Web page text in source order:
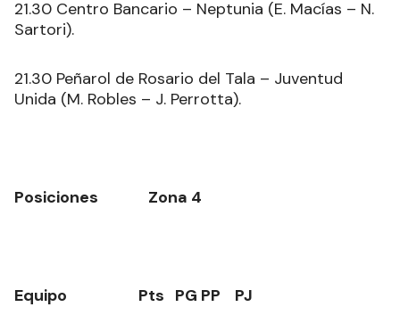
21.30 Centro Bancario – Neptunia (E. Macías – N.
Sartori).
21.30 Peñarol de Rosario del Tala – Juventud
Unida (M. Robles – J. Perrotta).
Posiciones Zona 4
Equipo Pts PG PP PJ